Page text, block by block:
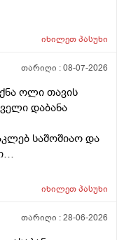
მამას დ
ან
იხილეთპასუხი
თარიღი :08-07-2026
ოლი თავის
დაბანა
საშოშიაო და
ყველაფერზე
დამპუნი რა რომ
იხილეთპასუხი
თარიღი :28-06-2026